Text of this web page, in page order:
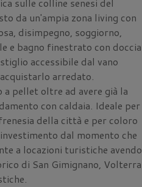
sulle colline senesi del
da un'ampia zona living con
disimpegno, soggiorno,
e bagno finestrato con doccia
accessibile dal vano
arredato.
pellet oltre ad avere già la
con caldaia. Ideale per
della città e per coloro
dal momento che
a locazioni turistiche avendo
di San Gimignano, Volterra